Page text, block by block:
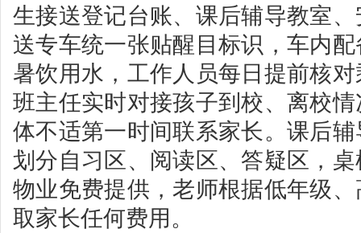
生接送登记台账、课后辅导教室
送专车统一张贴醒目标识，车内
暑饮用水，工作人员每日提前核
班主任实时对接孩子到校、离校
体不适第一时间联系家长。课后
划分自习区、阅读区、答疑区，
物业免费提供，老师根据低年级
取家长任何费用。